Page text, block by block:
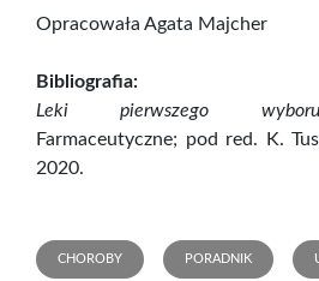
Opracowała Agata Majcher
Bibliografia:
Leki pierwszego wyboru
Farmaceutyczne; pod red. K.
2020.
CHOROBY PORADNIK